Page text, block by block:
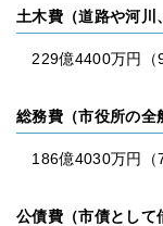
土木費（道路や河川
229億4400万円（
総務費（市役所の全
186億4030万円（
公債費（市債として